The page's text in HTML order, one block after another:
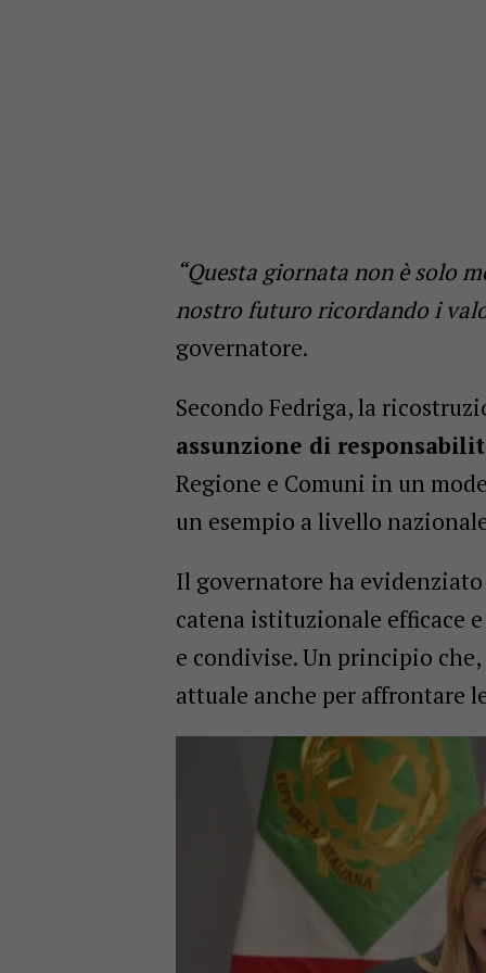
“Questa giornata non è solo
nostro futuro ricordando i
governatore.
Secondo Fedriga, la
assunzione di
Regione e Comuni in un
un esempio a livello
Il governatore ha
catena istituzionale efficace
e condivise. Un principio
attuale anche per affrontare